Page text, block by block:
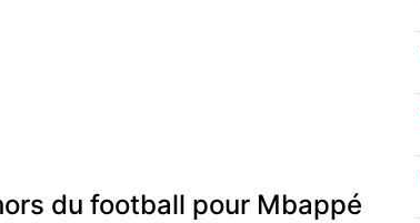
du football pour Mbappé